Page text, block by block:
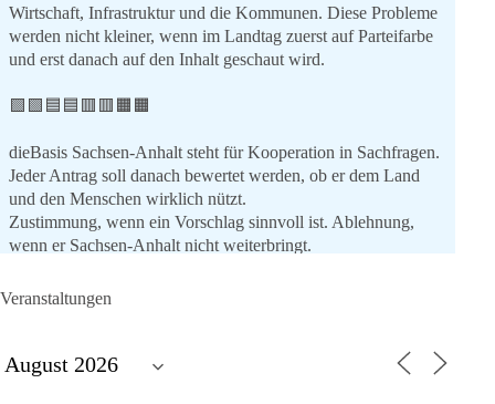
Wirtschaft, Infrastruktur und die Kommunen. Diese Probleme
werden nicht kleiner, wenn im Landtag zuerst auf Parteifarbe
und erst danach auf den Inhalt geschaut wird.
🟩🟩🟦🟦🟥🟥🟧🟧
dieBasis Sachsen-Anhalt steht für Kooperation in Sachfragen.
Jeder Antrag soll danach bewertet werden, ob er dem Land
und den Menschen wirklich nützt.
Zustimmung, wenn ein Vorschlag sinnvoll ist. Ablehnung,
wenn er Sachsen-Anhalt nicht weiterbringt.
💬 Was ist dir wichtiger: der Absender eines Antrags oder das
#dieBasis #sachsenanhalt
Veranstaltungen